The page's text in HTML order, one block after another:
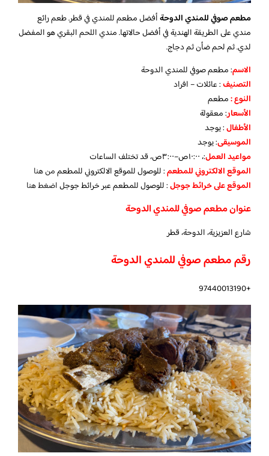
مطعم صوفي للمندي الدوحةأفضل مطعم للمندي في قطر. طعم رائع
مندي على الطريقة الهندية في أفضل حالاتها. مندي اللحم البقري هو المفضل
لدي. ثم لحم ضأن ثم دجاج.
الاسم: مطعم صوفي للمندي الدوحة
التصنيف: عائلات – افراد
النوع :مطعم
الأسعار:معقولة
الأطفال:يوجد
الموسيقى:يوجد
مواعيد العمل:، ١٠:٠٠ص–٣:٠٠ص، قد تختلف الساعات
الموقع الالكتروني للمطعم: للوصول للموقع الالكتروني للمطعممن هنا
الموقع على خرائط جوجل: للوصول للمطعم عبر خرائط جوجلاضغط هنا
عنوان مطعم صوفي للمندي الدوحة
شارع العزيزية، الدوحة، قطر
رقم مطعم صوفي للمندي الدوحة
+97440013190